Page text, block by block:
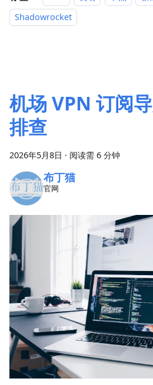
Shadowrocket
机场 VPN 订阅
排查
2026年5月8日 · 阅读需 6 分钟
布丁猫
官网